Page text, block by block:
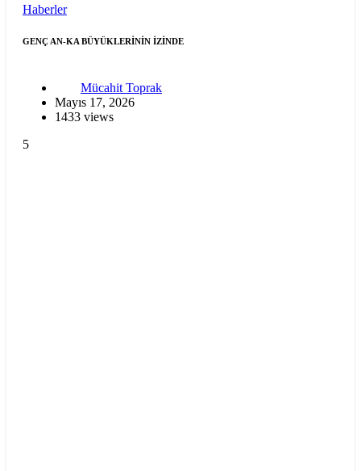
Haberler
GENÇ AN-KA BÜYÜKLERİNİN İZİNDE
Mücahit Toprak
Mayıs 17, 2026
1433 views
5